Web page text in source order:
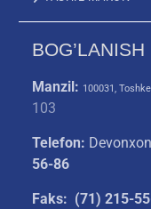
BOG’LANISH
Manzil: 100031,
103
Telefon:
56-86
Faks: (71) 215-